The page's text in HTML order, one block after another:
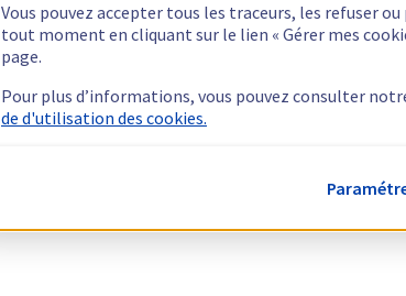
Vous pouvez accepter tous les traceurs, les refuser
tout moment en cliquant sur le lien « Gérer mes
page.
Pour plus d’informations, vous pouvez consulter
de d'utilisation des cookies.